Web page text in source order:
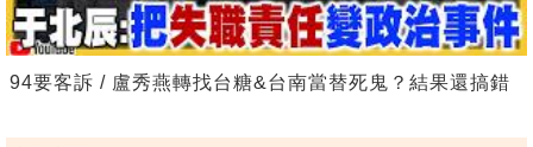
94要客訴 / 盧秀燕轉找台糖&台南當替死鬼？結果還搞錯